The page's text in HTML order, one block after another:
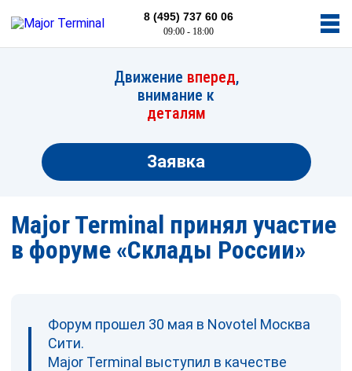
8 (495) 737 60 06
09:00 - 18:00
Движение вперед,
внимание к
деталям
Заявка
Major Terminal принял участие
в форуме «Склады России»
Форум прошел 30 мая в Novotel Москва
Сити.
Major Terminal выступил в качестве